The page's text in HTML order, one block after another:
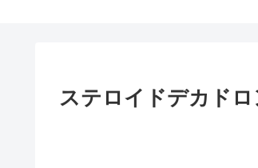
ステロイドデカド